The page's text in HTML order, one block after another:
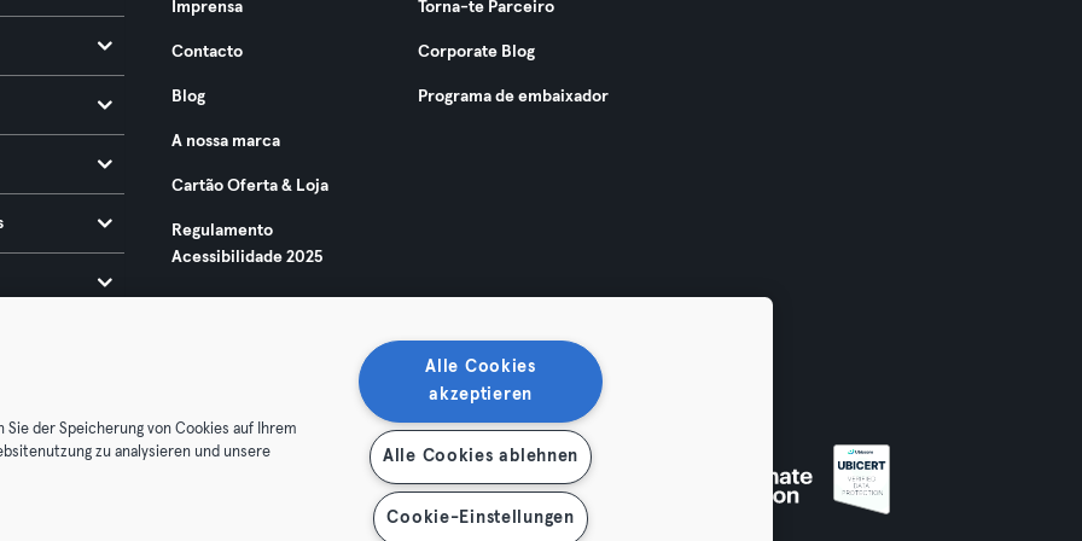
Imprensa
Contacto
Blog
A nossa marca
Cartão Oferta & Loja
Regulamento
Acessibilidade 2025
Torna-te Parceiro
Corporate Blog
Programa de embaixador
Rescindir contratos aqui
der Speicherung von Cookies auf Ihrem
zu analysieren und unsere
Alle Cookies
akzeptieren
Alle Cookies ablehnen
Cookie-Einstellungen